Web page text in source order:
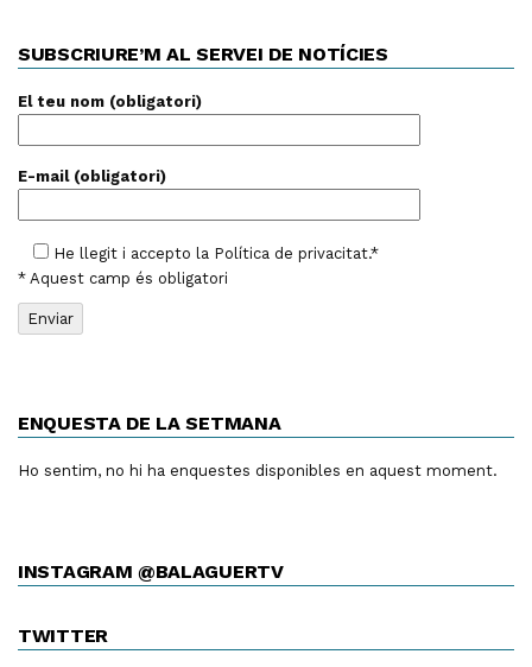
SUBSCRIURE’M AL SERVEI DE NOTÍCIES
El teu nom (obligatori)
E-mail (obligatori)
He llegit i accepto la Política de privacitat.*
* Aquest camp és obligatori
ENQUESTA DE LA SETMANA
Ho sentim, no hi ha enquestes disponibles en aquest moment.
INSTAGRAM @BALAGUERTV
TWITTER